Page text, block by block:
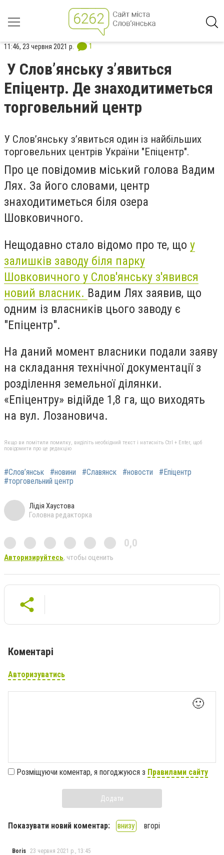
11:46, 23 червня 2021 р. 1
У Слов’янську з’явиться
Епіцентр. Де знаходитиметься
торговельний центр
У Слов’янську з’явиться один із найбільших
торговельних центрів України "Епіцентр".
Про це повідомив міський голова Вадим
Лях. За його словами, центр
знаходитиметься біля озера
Шовковичного.
Нещодавно стало відомо про те, що у
залишків заводу біля парку
Шовковичного у Слов'янську з'явився
новий власник. Вадим Лях заявив, що
одним із власників цього заводу є
"Епіцентр".
На даний момент власники подали заяву
на складання технічної документації з
розділення земельної ділянки.
«Епіцентру» відійде 1,8 га, що виходять
на вул. Лозановича.
Якщо ви помітили помилку, виділіть необхідний текст і натисніть Ctrl + Enter, щоб
повідомити про це редакцію
#Слов’янськ #новини #Славянск #новости
#Епіцентр
#торговельний центр
Лідія Хаустова
Головна редакторка
0,0
Авторизируйтесь, чтобы оценить
Коментарі
Авторизуватись
🙂
Розміщуючи коментар, я погоджуюся з Правилами сайту
Додати
Показувати новий коментар: внизу вгорі
Boris 23 червня 2021 р., 13:45